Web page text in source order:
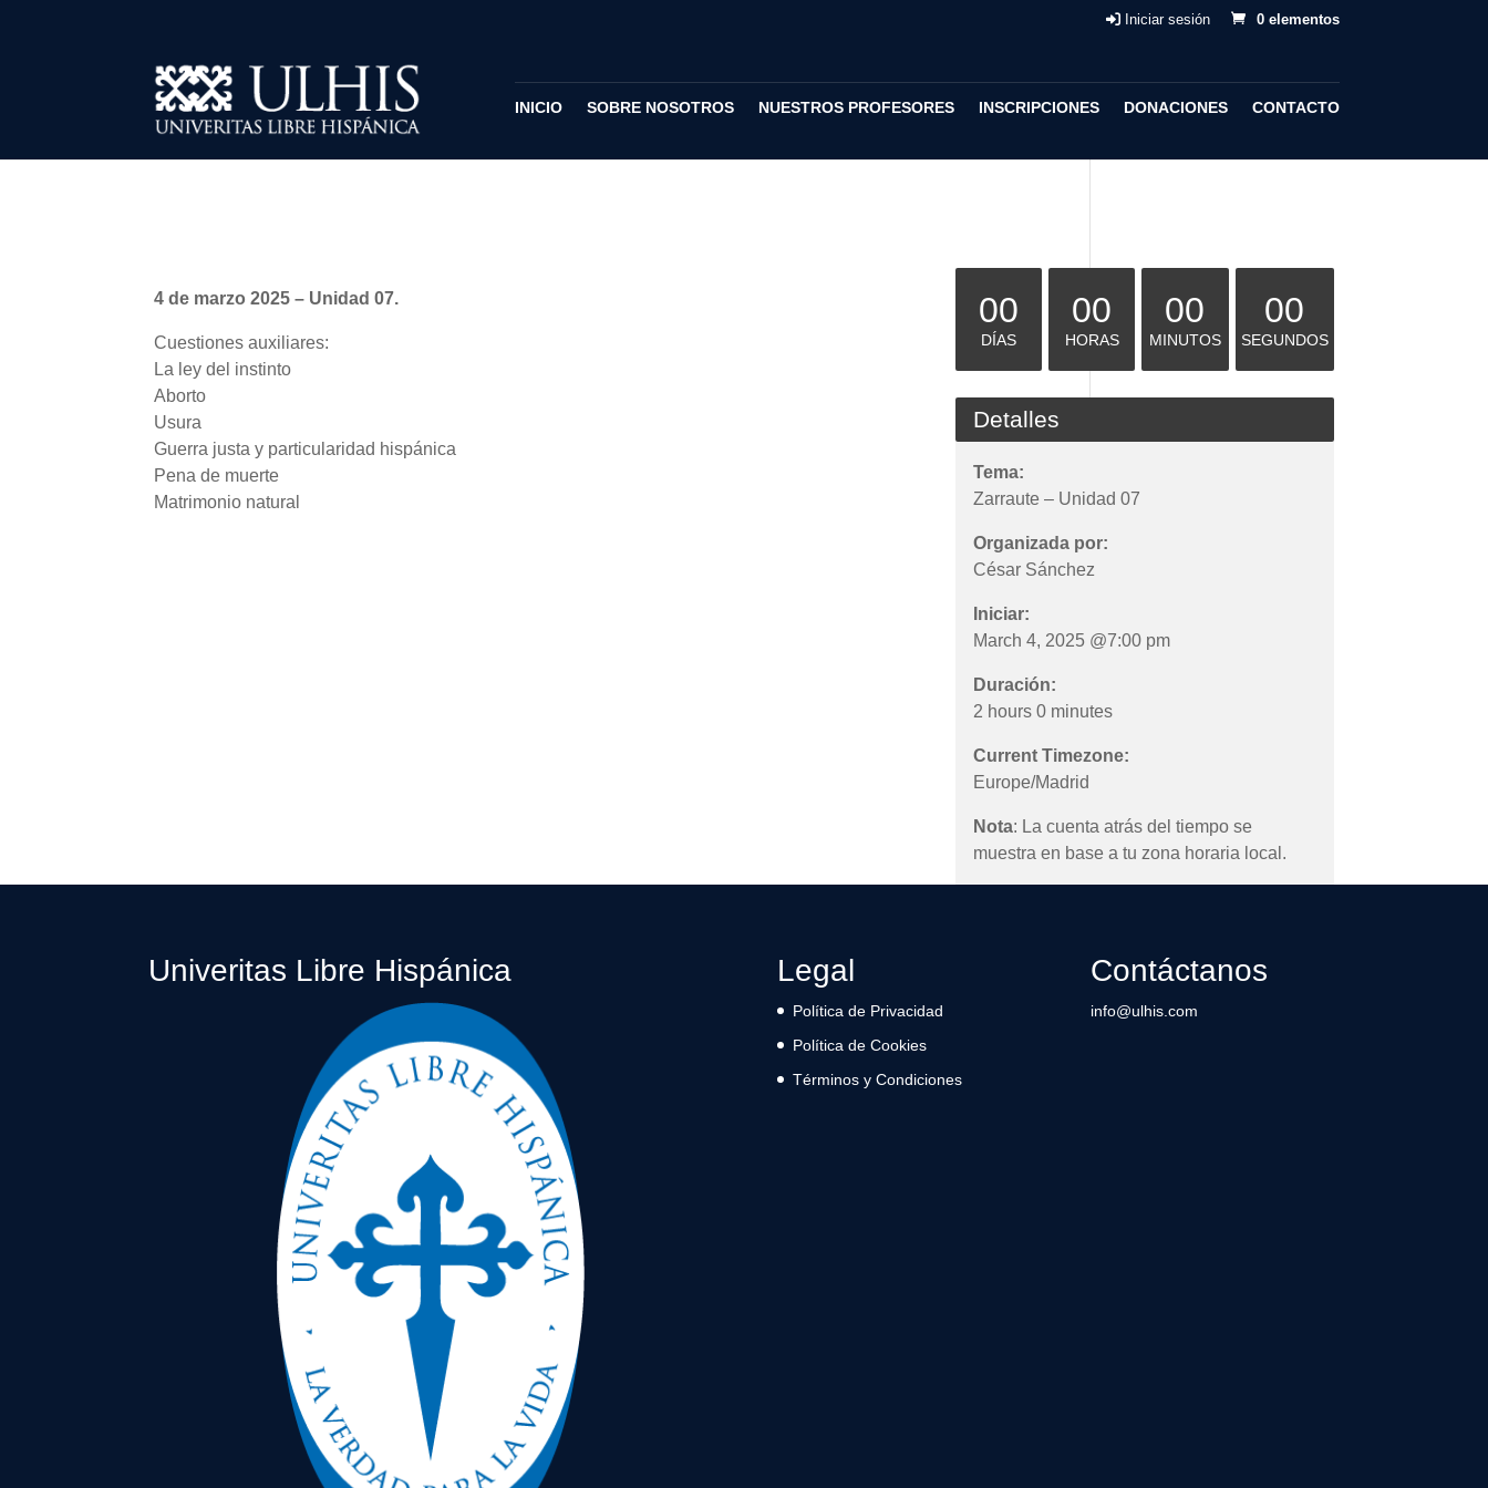
Iniciar sesión 0 elementos
INICIO SOBRE NOSOTROS NUESTROS PROFESORES INSCRIPCIONES DONACIONES CONTACTO
4 de marzo 2025 – Unidad 07.
Cuestiones auxiliares:
La ley del instinto
Aborto
Usura
Guerra justa y particularidad hispánica
Pena de muerte
Matrimonio natural
00
DÍAS
00
HORAS
00
MINUTOS
00
SEGUNDOS
Detalles
Tema:
Zarraute – Unidad 07
Organizada por:
César Sánchez
Iniciar:
March 4, 2025 @7:00 pm
Duración:
2 hours 0 minutes
Current Timezone:
Europe/Madrid
Nota: La cuenta atrás del tiempo se
muestra en base a tu zona horaria local.
Univeritas Libre Hispánica Legal
Política de Privacidad
Política de Cookies
Términos y Condiciones
Contáctanos
info@ulhis.com